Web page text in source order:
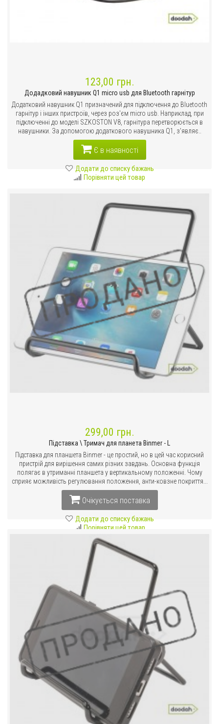
123,00 грн.
Додадковий навушник Q1 micro usb для Bluetooth гарнітур
Додатковий навушник Q1 призначений для підключення до Bluetooth
гарнітур і інших пристроїв, через роз'єм micro usb. Наприклад, при
підключенні до моделі SZKOSTON V8, гарнітура перетворюється в
навушники. За допомогою додаткового навушника Q1, з'являє..
Є в наявності
Додати до списку бажань
Порівняти цей товар
299,00 грн.
Підставка \ Тримач для планета Binmer - L
Підставка для планшета Binmer - це простий, но в цей час корисний
пристрій для вирішення самих різних завдань. Основна функція
полягає в утриманні планшета у вертикальному положенні. Чому
сприяє можливість регулювання положення, анти-ковзне покриття...
Очікується поставка
Додати до списку бажань
Порівняти цей товар